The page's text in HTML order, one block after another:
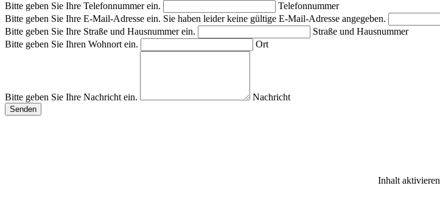
Bitte geben Sie Ihre Telefonnummer ein.
Telefonnummer
Bitte geben Sie Ihre E-Mail-Adresse ein. Sie haben leider keine gültige E-Mail-Adresse angegeben.
Bitte geben Sie Ihre Straße und Hausnummer ein.
Straße und Hausnummer
Bitte geben Sie Ihren Wohnort ein.
Ort
Bitte geben Sie Ihre Nachricht ein. Nachricht
Inhalt aktivieren